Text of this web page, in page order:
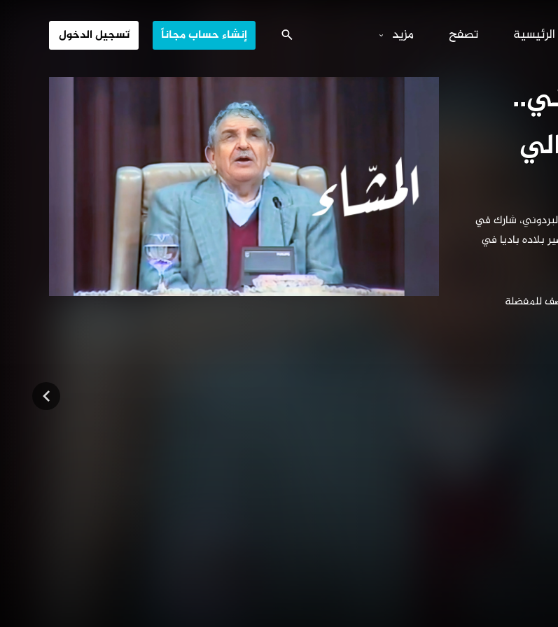
إنشاء حساب مجاناً تسجيل الدخول
مديح اليمن العالي